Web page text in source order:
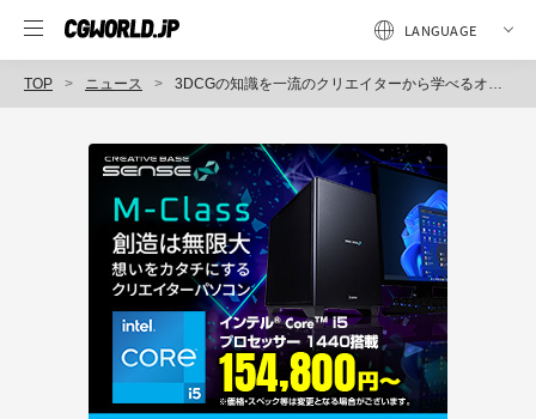
TOP ニュース 3DCGの知識を一流のクリエイターから学べるオンライン教育サービス「CGWORLD ONLINE ACADEMY」がリニューアルオープン！